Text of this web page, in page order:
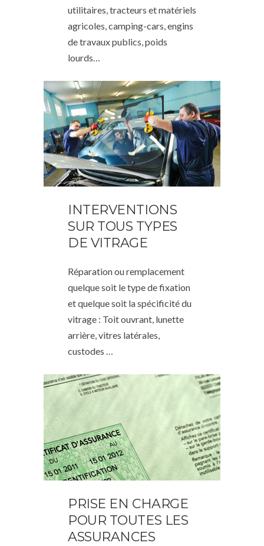
utilitaires, tracteurs et matériels
agricoles, camping-cars, engins
de travaux publics, poids
lourds…
INTERVENTIONS
SUR TOUS TYPES
DE VITRAGE
Réparation ou remplacement
quelque soit le type de fixation
et quelque soit la spécificité du
vitrage : Toit ouvrant, lunette
arrière, vitres latérales,
custodes …
PRISE EN CHARGE
POUR TOUTES LES
ASSURANCES